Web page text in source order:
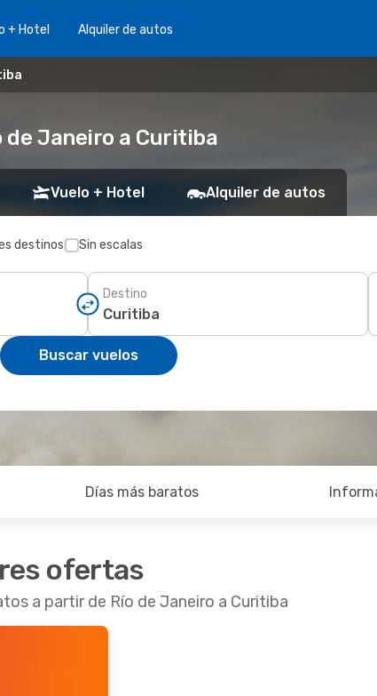
+ Hotel Alquiler de autos
de Janeiro a Curitiba
Vuelo + Hotel Alquiler de autos
destinos Sin escalas
Destino
Buscar vuelos
Días más baratos
ofertas
a partir de Río de Janeiro a Curitiba